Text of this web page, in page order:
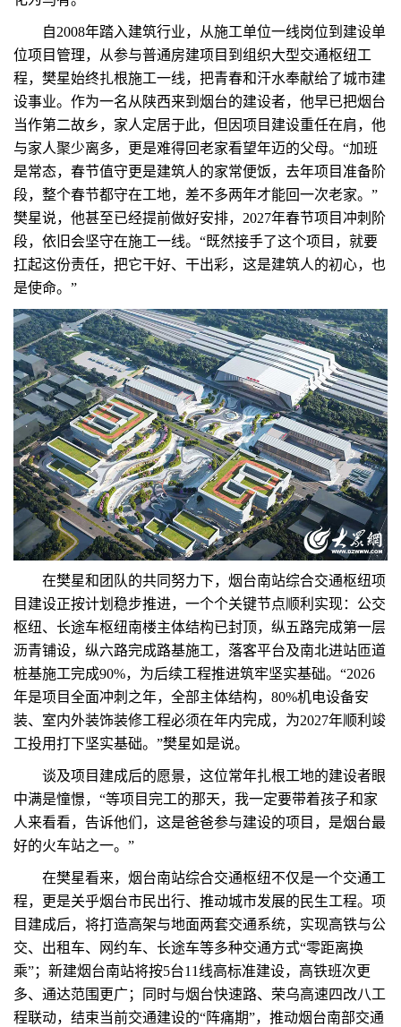
自2008年踏入建筑行业，从施工单位一线岗位到建设单
位项目管理，从参与普通房建项目到组织大型交通枢纽工
程，樊星始终扎根施工一线，把青春和汗水奉献给了城市建
设事业。作为一名从陕西来到烟台的建设者，他早已把烟台
当作第二故乡，家人定居于此，但因项目建设重任在肩，他
与家人聚少离多，更是难得回老家看望年迈的父母。“加班
是常态，春节值守更是建筑人的家常便饭，去年项目准备阶
段，整个春节都守在工地，差不多两年才能回一次老家。”
樊星说，他甚至已经提前做好安排，2027年春节项目冲刺阶
段，依旧会坚守在施工一线。“既然接手了这个项目，就要
扛起这份责任，把它干好、干出彩，这是建筑人的初心，也
是使命。”
在樊星和团队的共同努力下，烟台南站综合交通枢纽项
目建设正按计划稳步推进，一个个关键节点顺利实现：公交
枢纽、长途车枢纽南楼主体结构已封顶，纵五路完成第一层
沥青铺设，纵六路完成路基施工，落客平台及南北进站匝道
桩基施工完成90%，为后续工程推进筑牢坚实基础。“2026
年是项目全面冲刺之年，全部主体结构，80%机电设备安
装、室内外装饰装修工程必须在年内完成，为2027年顺利竣
工投用打下坚实基础。”樊星如是说。
谈及项目建成后的愿景，这位常年扎根工地的建设者眼
中满是憧憬，“等项目完工的那天，我一定要带着孩子和家
人来看看，告诉他们，这是爸爸参与建设的项目，是烟台最
好的火车站之一。”
在樊星看来，烟台南站综合交通枢纽不仅是一个交通工
程，更是关乎烟台市民出行、推动城市发展的民生工程。项
目建成后，将打造高架与地面两套交通系统，实现高铁与公
交、出租车、网约车、长途车等多种交通方式“零距离换
乘”；新建烟台南站将按5台11线高标准建设，高铁班次更
多、通达范围更广；同时与烟台快速路、荣乌高速四改八工
程联动，结束当前交通建设的“阵痛期”，推动烟台南部交通